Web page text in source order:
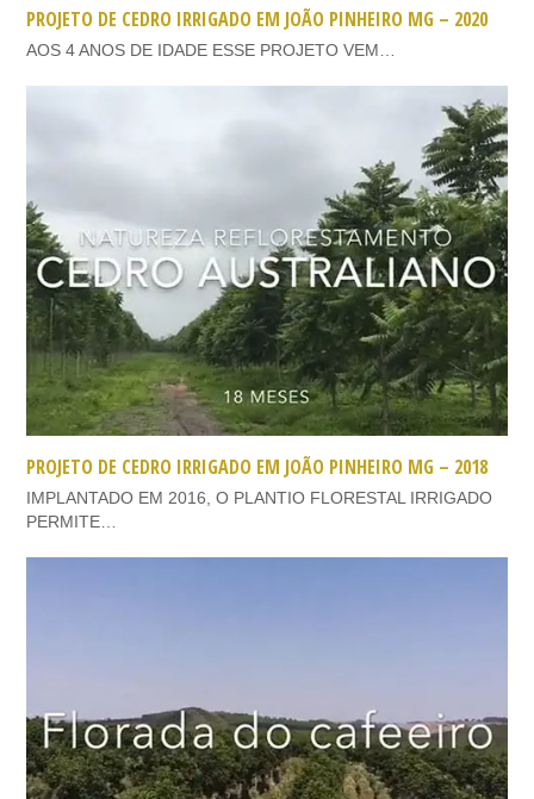
PROJETO DE CEDRO IRRIGADO EM JOÃO PINHEIRO MG – 2020
AOS 4 ANOS DE IDADE ESSE PROJETO VEM…
PROJETO DE CEDRO IRRIGADO EM JOÃO PINHEIRO MG – 2018
IMPLANTADO EM 2016, O PLANTIO FLORESTAL IRRIGADO
PERMITE…